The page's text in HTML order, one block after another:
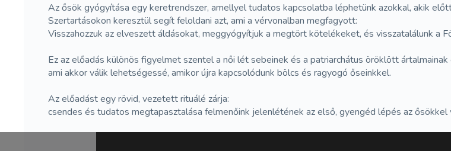
Az ősök gyógyítása egy keretrendszer, amellyel tudatos kapcsolatba léphetünk azokkal, akik
Szertartásokon keresztül segít feloldani azt, ami a vérvonalban megfagyott:
Visszahozzuk az elveszett áldásokat, meggyógyítjuk a megtört kötelékeket, és visszatalálunk a
Ez az előadás különös figyelmet szentel a női lét sebeinek és a patriarchátus öröklött
ami akkor válik lehetségessé, amikor újra kapcsolódunk bölcs és ragyogó őseinkkel.
Az előadást egy rövid, vezetett rituálé zárja:
csendes és tudatos megtapasztalása felmenőink jelenlétének az első, gyengéd lépés az ősökkel